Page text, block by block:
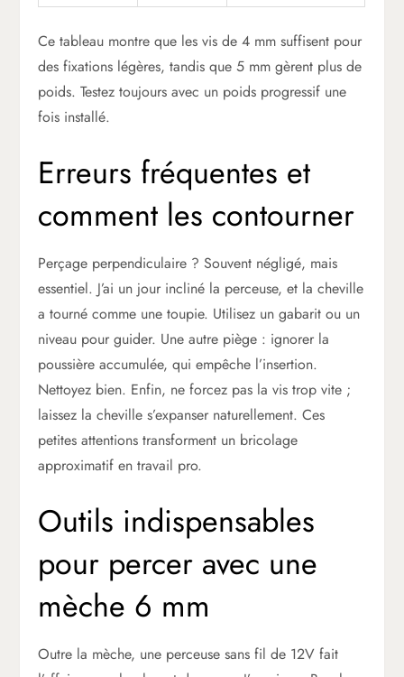
Ce tableau montre que les vis de 4 mm suffisent pour
des fixations légères, tandis que 5 mm gèrent plus de
poids. Testez toujours avec un poids progressif une
fois installé.
Erreurs fréquentes et
comment les contourner
Perçage perpendiculaire ? Souvent négligé, mais
essentiel. J’ai un jour incliné la perceuse, et la cheville
a tourné comme une toupie. Utilisez un gabarit ou un
niveau pour guider. Une autre piège : ignorer la
poussière accumulée, qui empêche l’insertion.
Nettoyez bien. Enfin, ne forcez pas la vis trop vite ;
laissez la cheville s’expanser naturellement. Ces
petites attentions transforment un bricolage
approximatif en travail pro.
Outils indispensables
pour percer avec une
mèche 6 mm
Outre la mèche, une perceuse sans fil de 12V fait